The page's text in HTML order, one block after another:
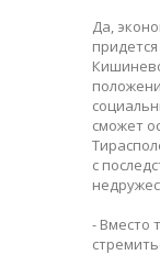
Да,
сможет
с
- Вместо